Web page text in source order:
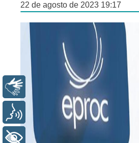
22 de agosto de 2023 19:17
+ Acessibilidade